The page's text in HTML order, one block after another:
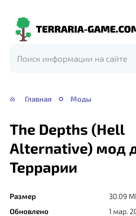
Terraria-
Главная Моды
The Depths (Hell
Alternative) мод
Террарии
Размер
30.09
Обновлено
1 мар.